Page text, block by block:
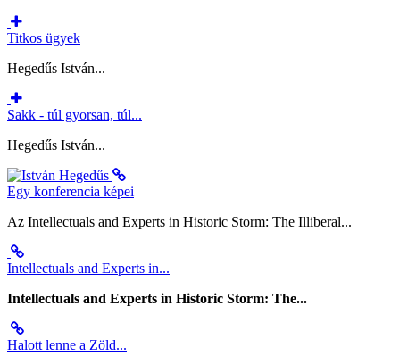
Titkos ügyek
Hegedűs István...
Sakk - túl gyorsan, túl...
Hegedűs István...
Egy konferencia képei
Az Intellectuals and Experts in Historic Storm: The Illiberal...
Intellectuals and Experts in...
Intellectuals and Experts in Historic Storm: The...
Halott lenne a Zöld...